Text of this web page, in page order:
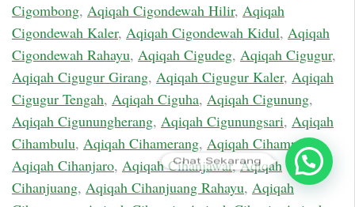
Cigombong, Aqiqah Cigondewah Hilir, Aqiqah
Cigondewah Kaler, Aqiqah Cigondewah Kidul, Aqiqah
Cigondewah Rahayu, Aqiqah Cigudeg, Aqiqah Cigugur,
Aqiqah Cigugur Girang, Aqiqah Cigugur Kaler, Aqiqah
Cigugur Tengah, Aqiqah Ciguha, Aqiqah Cigunung,
Aqiqah Cigunungherang, Aqiqah Cigunungsari, Aqiqah
Cihambulu, Aqiqah Cihamerang, Aqiqah Cihampelas,
Aqiqah Cihanjaro, Aqiqah Cihanjawar,Aqiqah
Cihanjuang, Aqiqah Cihanjuang Rahayu, Aqiqah
Chat Sekarang